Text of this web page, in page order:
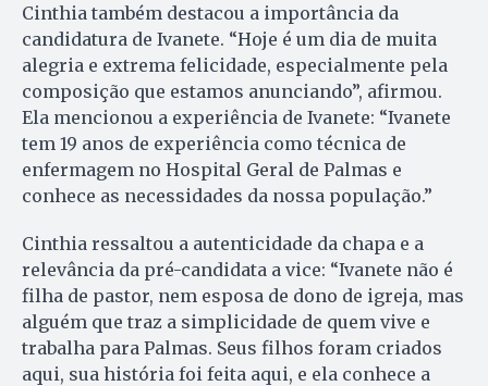
Cinthia também destacou a importância da
candidatura de Ivanete. “Hoje é um dia de muita
alegria e extrema felicidade, especialmente pela
composição que estamos anunciando”, afirmou.
Ela mencionou a experiência de Ivanete: “Ivanete
tem 19 anos de experiência como técnica de
enfermagem no Hospital Geral de Palmas e
conhece as necessidades da nossa população.”
Cinthia ressaltou a autenticidade da chapa e a
relevância da pré-candidata a vice: “Ivanete não é
filha de pastor, nem esposa de dono de igreja, mas
alguém que traz a simplicidade de quem vive e
trabalha para Palmas. Seus filhos foram criados
aqui, sua história foi feita aqui, e ela conhece a